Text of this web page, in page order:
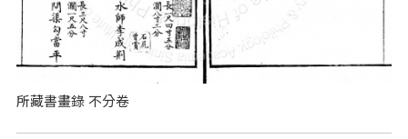
所藏書畫錄 不分卷